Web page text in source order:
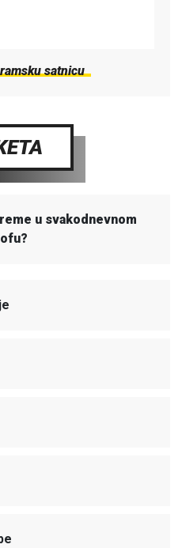
satnicu
u svakodnevnom